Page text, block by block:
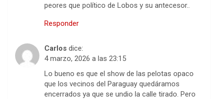
peores que político de Lobos y su antecesor..
Responder
Carlos dice:
4 marzo, 2026 a las 23:15
Lo bueno es que el show de las pelotas opaco
que los vecinos del Paraguay quedáramos
encerrados ya que se undio la calle tirado. Pero